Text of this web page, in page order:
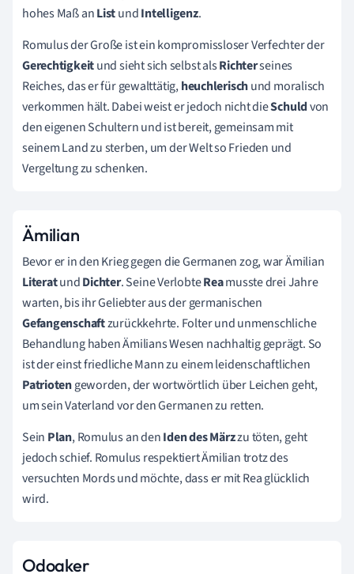
hohes Maß anListundIntelligenz.
Romulus der Große ist ein kompromissloser Verfechter der
Gerechtigkeitund sieht sich selbst alsRichterseines
Reiches, das er für gewalttätig,heuchlerischund moralisch
verkommen hält. Dabei weist er jedoch nicht dieSchuldvon
den eigenen Schultern und ist bereit, gemeinsam mit
seinem Land zu sterben, um der Welt so Frieden und
Vergeltung zu schenken.
Ämilian
Bevor er in den Krieg gegen die Germanen zog, war Ämilian
LiteratundDichter. Seine VerlobteReamusste drei Jahre
warten, bis ihr Geliebter aus der germanischen
Gefangenschaftzurückkehrte. Folter und unmenschliche
Behandlung haben Ämilians Wesen nachhaltig geprägt. So
ist der einst friedliche Mann zu einem leidenschaftlichen
Patriotengeworden, der wortwörtlich über Leichen geht,
um sein Vaterland vor den Germanen zu retten.
Sein Plan, Romulus an denIden des Märzzu töten, geht
jedoch schief. Romulus respektiert Ämilian trotz des
versuchten Mords und möchte, dass er mit Rea glücklich
wird.
Odoaker